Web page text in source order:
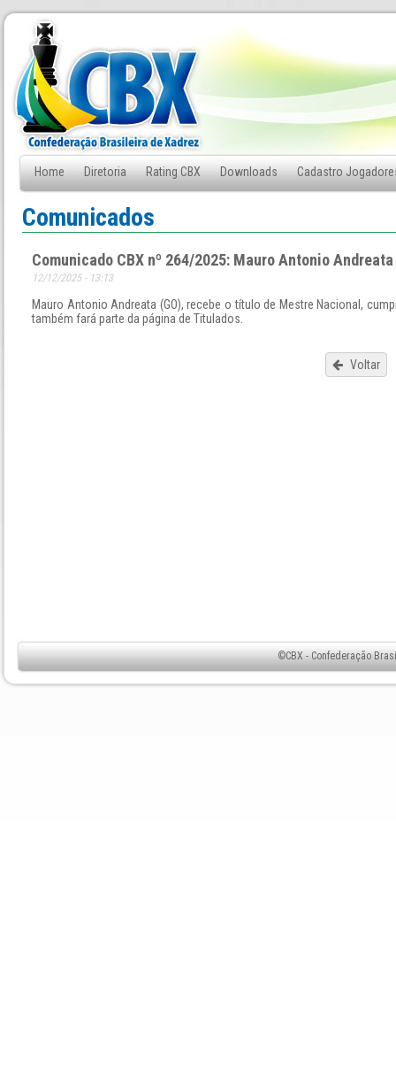
Home Diretoria Rating CBX Downloads Cadastro
Fale Conosco
Comunicados
Comunicado CBX nº 264/2025: Mauro Antonio
12/12/2025 - 13:13
Mauro Antonio Andreata (GO), recebe o título de Mestre Nacional,
também fará parte da página de Titulados.
Voltar
©CBX - Confederação